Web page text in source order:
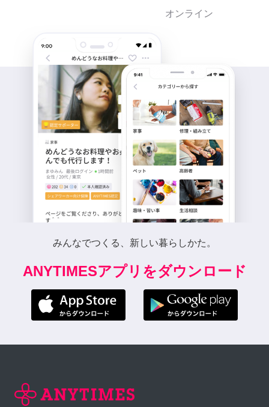
オンライン
みんなでつくる、新しい暮らしかた。
ANYTIMESアプリをダウンロード